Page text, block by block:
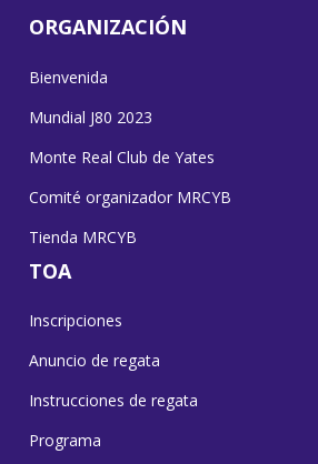
ORGANIZACIÓN
Bienvenida
Mundial J80 2023
Monte Real Club de Yates
Comité organizador MRCYB
Tienda MRCYB
TOA
Inscripciones
Anuncio de regata
Instrucciones de regata
Programa